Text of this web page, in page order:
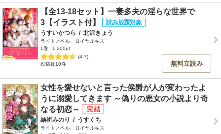
【全13-18セット】一妻多夫の淫らな世界で
3【イラスト付】
うすいかつら / 北沢きょう
ライトノベル、ロイヤルキス
1巻
1,200pt
(4.7)
投稿数10件
無料立読み
女性を愛せないと言った侯爵が人が変わったよ
うに溺愛してきます ～偽りの悪女の小説より奇
なる初恋～
結祈みのり / うすくち
ライトノベル、ロイヤルキス